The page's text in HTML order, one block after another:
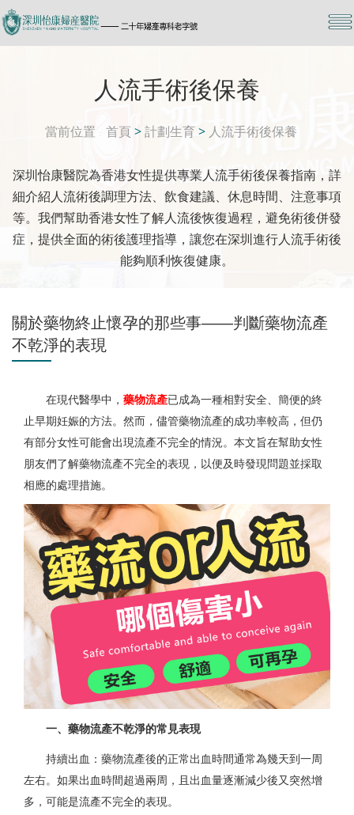
人流手術後保養
當前位置 首頁 >計劃生育> 人流手術後保養
深圳怡康醫院為香港女性提供專業人流手術後保養指南，詳
細介紹人流術後調理方法、飲食建議、休息時間、注意事項
等。我們幫助香港女性了解人流後恢復過程，避免術後併發
症，提供全面的術後護理指導，讓您在深圳進行人流手術後
能夠順利恢復健康。
關於藥物終止懷孕的那些事——判斷藥物流產
不乾淨的表現
在現代醫學中， 藥物流產已成為一種相對安全、簡便的終
止早期妊娠的方法。然而，儘管藥物流產的成功率較高，但仍
有部分女性可能會出現流產不完全的情況。本文旨在幫助女性
朋友們了解藥物流產不完全的表現，以便及時發現問題並採取
相應的處理措施。
一、藥物流產不乾淨的常見表現
持續出血：藥物流產後的正常出血時間通常為幾天到一周
左右。如果出血時間超過兩周，且出血量逐漸減少後又突然增
多，可能是流產不完全的表現。